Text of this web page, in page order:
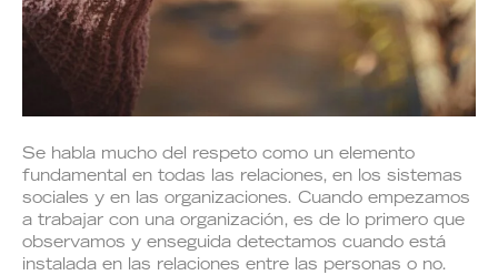
Se habla mucho del respeto como un elemento
fundamental en todas las relaciones, en los sistemas
sociales y en las organizaciones. Cuando empezamos
a trabajar con una organización, es de lo primero que
observamos y enseguida detectamos cuando está
instalada en las relaciones entre las personas o no.